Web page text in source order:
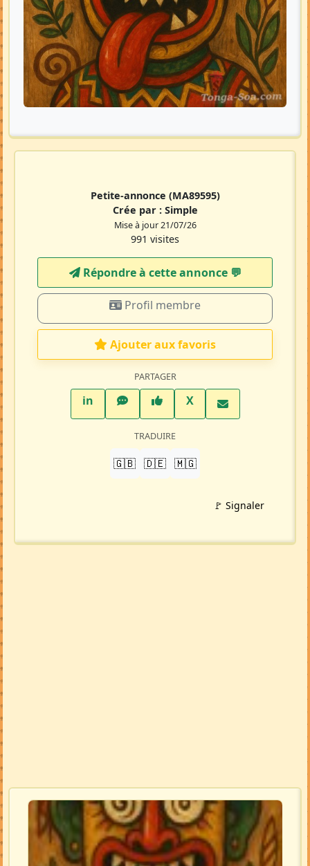
Petite-annonce (MA89595)
Crée par : Simple
Mise à jour 21/07/26
991 visites
Répondre à cette annonce 💬​
Profil membre
Ajouter aux favoris
PARTAGER
inLinkedInWhatsAppFacebook
XTwitter X
TRADUIRE
🇬🇧 🇩🇪 🇲🇬
🚩 Signaler